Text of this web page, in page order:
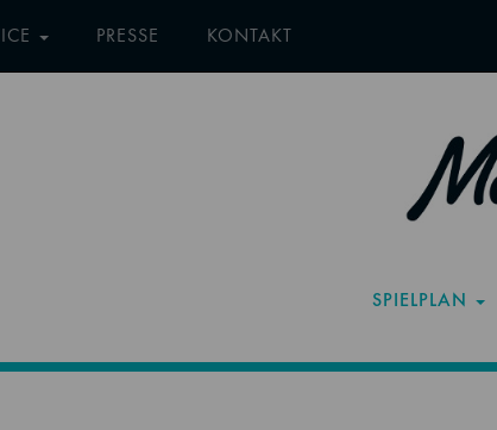
PRESSE KONTAKT
SPIELPLAN